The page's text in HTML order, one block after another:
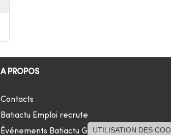
A PROPOS
Contacts
Batiactu Emploi recrute
Événements Batiactu GroupeUTILISATION DES